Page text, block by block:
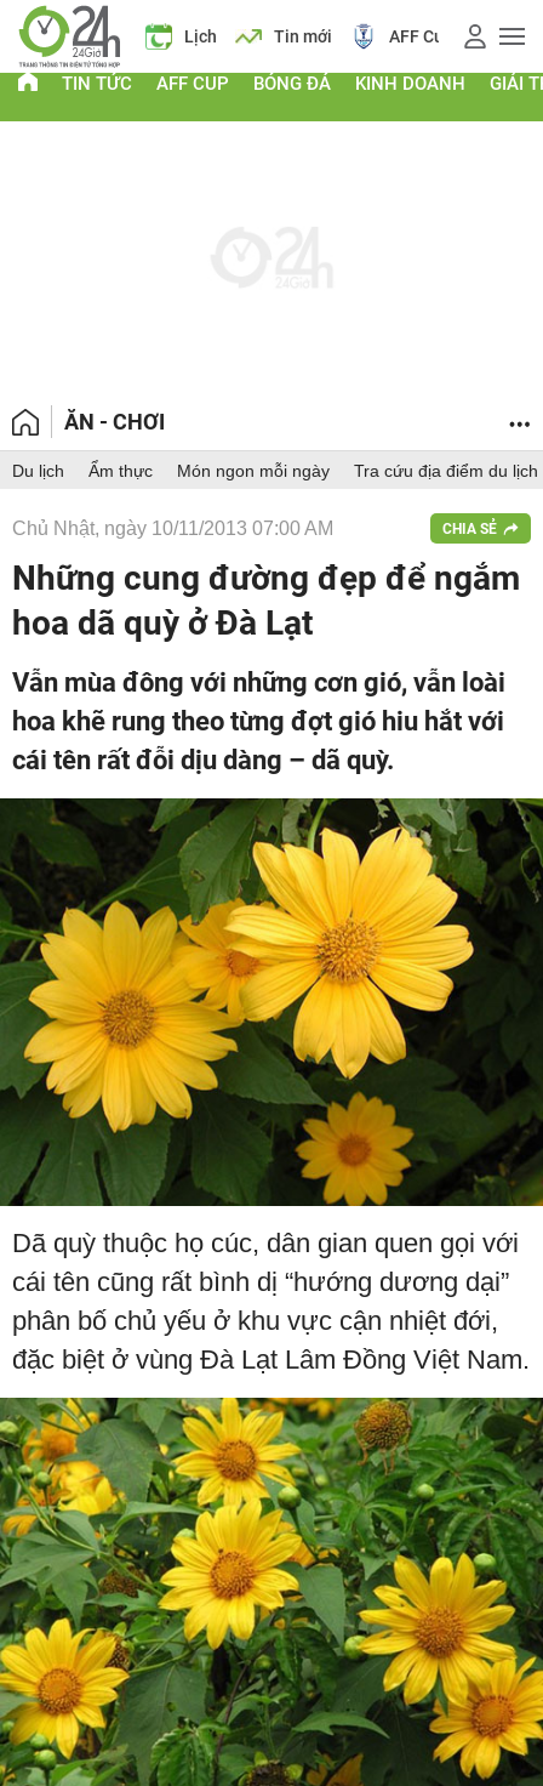
vàng Lịch Tin mới AFF Cup Giá vàng
TIN TỨC AFF CUP BÓNG ĐÁ KINH DOANH GIẢI
ĂN - CHƠI
Du lịch Ẩm thực Món ngon mỗi ngày Tra cứu địa điểm du lịch
Chủ Nhật, ngày 10/11/2013 07:00 AM CHIA SẺ
Những cung đường đẹp để ngắm
hoa dã quỳ ở Đà Lạt
Vẫn mùa đông với những cơn gió, vẫn loài
hoa khẽ rung theo từng đợt gió hiu hắt với
cái tên rất đỗi dịu dàng – dã quỳ.
Dã quỳ thuộc họ cúc, dân gian quen gọi với
cái tên cũng rất bình dị “hướng dương dại”
phân bố chủ yếu ở khu vực cận nhiệt đới,
đặc biệt ở vùng Đà Lạt Lâm Đồng Việt Nam.